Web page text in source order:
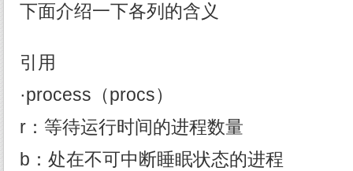
下面介绍一下各列的含义
引用
·process（procs）
r：等待运行时间的进程数量
b：处在不可中断睡眠状态的进程